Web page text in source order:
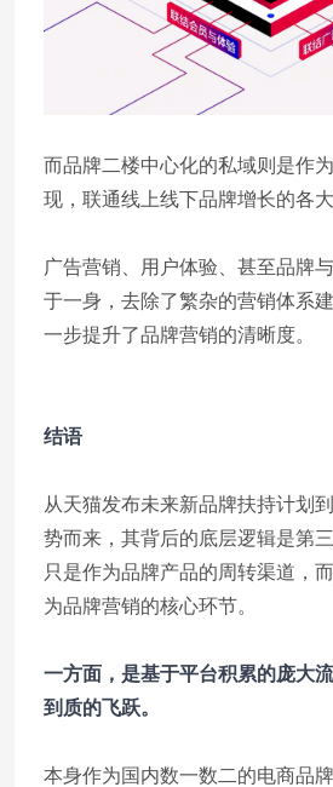
而品牌二楼中心化的私域则是作
现，联通线上线下品牌增长的各大
广告营销、用户体验、甚至品牌
于一身，去除了繁杂的营销体系
一步提升了品牌营销的清晰度。
结语
从天猫发布未来新品牌扶持计划
势而来，其背后的底层逻辑是第
只是作为品牌产品的周转渠道，
为品牌营销的核心环节。
一方面，是基于平台积累的庞大
到质的飞跃。
本身作为国内数一数二的电商品